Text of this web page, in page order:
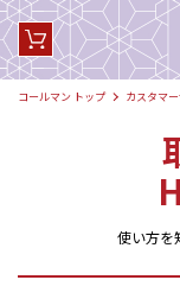
コールマン トップ カスタマ
使い方を